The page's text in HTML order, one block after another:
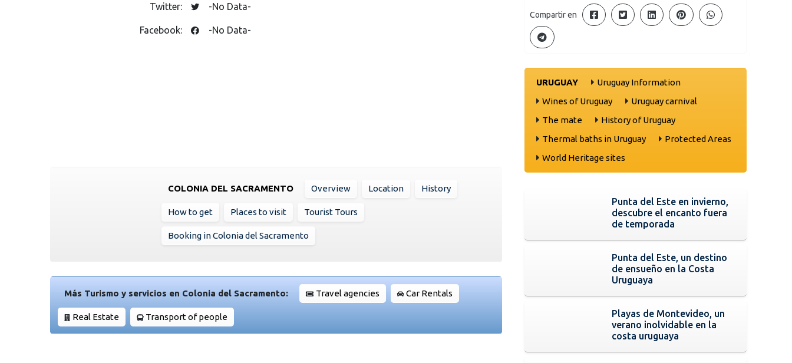
Twitter: -No Data-
Facebook: -No Data-
COLONIA DEL SACRAMENTO Overview Location History
How to get Places to visit Tourist Tours
Booking in Colonia del Sacramento
Más Turismo y servicios en Colonia del Sacramento: Travel agencies Car Rentals
Real Estate Transport of people
Compartir en
URUGUAY
Uruguay Information
Wines of Uruguay
Uruguay carnival
The mate
History of Uruguay
Thermal baths in Uruguay
Protected Areas
World Heritage sites
Punta del Este en invierno,
descubre el encanto fuera
de temporada
Punta del Este, un destino
de ensueño en la Costa
Uruguaya
Playas de Montevideo, un
verano inolvidable en la
costa uruguaya